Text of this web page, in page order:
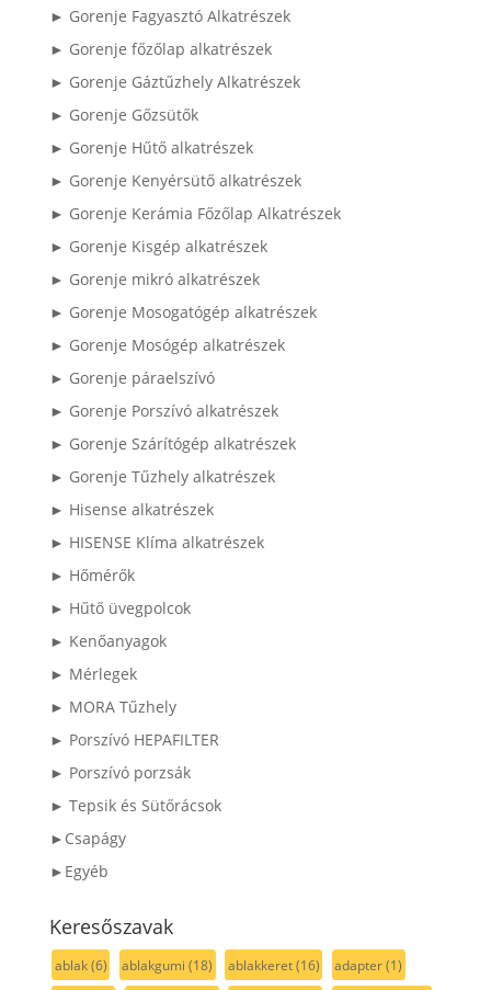
► Gorenje Fagyasztó Alkatrészek
► Gorenje főzőlap alkatrészek
► Gorenje Gáztűzhely Alkatrészek
► Gorenje Gőzsütők
► Gorenje Hűtő alkatrészek
► Gorenje Kenyérsütő alkatrészek
► Gorenje Kerámia Főzőlap Alkatrészek
► Gorenje Kisgép alkatrészek
► Gorenje mikró alkatrészek
► Gorenje Mosogatógép alkatrészek
► Gorenje Mosógép alkatrészek
► Gorenje páraelszívó
► Gorenje Porszívó alkatrészek
► Gorenje Szárítógép alkatrészek
► Gorenje Tűzhely alkatrészek
► Hisense alkatrészek
► HISENSE Klíma alkatrészek
► Hőmérők
► Hűtő üvegpolcok
► Kenőanyagok
► Mérlegek
► MORA Tűzhely
► Porszívó HEPAFILTER
► Porszívó porzsák
► Tepsik és Sütőrácsok
►Csapágy
►Egyéb
Keresőszavak
ablak(6) ablakgumi (18) ablakkeret(16) adapter(1)